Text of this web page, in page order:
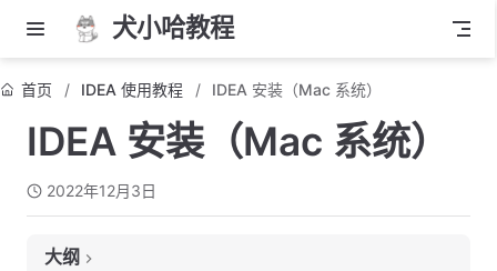
犬小哈教程
首页 IDEA 使用教程 IDEA 安装（Mac 系统）
IDEA 安装（Mac 系统）
2022年12月3日
大纲